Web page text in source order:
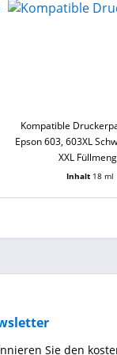
Kompatible
Epson 603, 603XL
XXL
Inhalt 18 ml
Sie den